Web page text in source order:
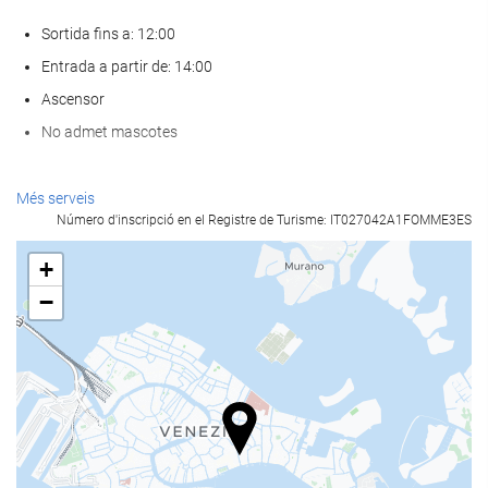
Sortida fins a: 12:00
Entrada a partir de: 14:00
Ascensor
No admet mascotes
Serveis de recepci?
Recepció 24 hores
Guardaequipatges
Menjar i beguda
Bar
Instal·lacions de negocis
Centre de nogocis
Més serveis
Número d'inscripció en el Registre de Turisme: IT027042A1FOMME3ES
+
−